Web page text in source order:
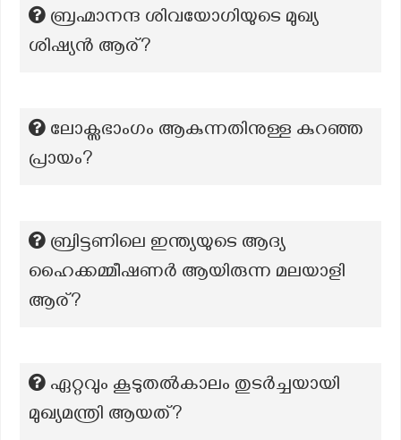
ബ്രഹ്മാനന്ദ ശിവയോഗിയുടെ മുഖ്യ
ശിഷ്യൻ ആര്?
ലോക്സഭാംഗം ആകുന്നതിനുള്ള കുറഞ്ഞ
പ്രായം?
ബ്രിട്ടണിലെ ഇന്ത്യയുടെ ആദ്യ
ഹൈക്കമ്മീഷണർ ആയിരുന്ന മലയാളി
ആര്?
ഏറ്റവും കൂടുതല്‍കാലം തുടര്‍ച്ചയായി
മുഖ്യമന്ത്രി ആയത്?